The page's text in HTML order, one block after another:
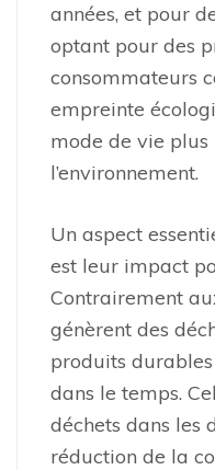
années, et pour
optant pour des
consommateurs
empreinte
mode de vie
l’environnement.
Un aspect
est leur impact
Contrairement
génèrent des
produits
dans le temps.
déchets dans les
réduction de la